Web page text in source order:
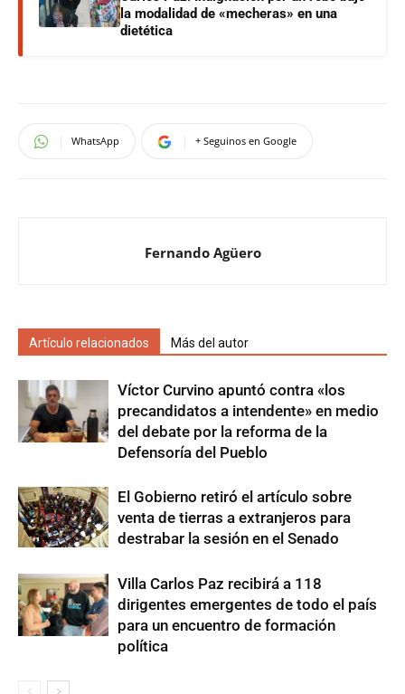
la modalidad de «mecheras» en una
dietética
WhatsApp + Seguinos en Google
Fernando Agüero
Artículo relacionados Más del autor
Víctor Curvino apuntó contra «los
precandidatos a intendente» en medio
del debate por la reforma de la
Defensoría del Pueblo
El Gobierno retiró el artículo sobre
venta de tierras a extranjeros para
destrabar la sesión en el Senado
Villa Carlos Paz recibirá a 118
dirigentes emergentes de todo el país
para un encuentro de formación
política